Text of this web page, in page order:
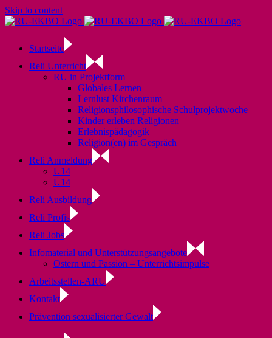
Skip to content
Startseite
Reli Unterricht
RU in Projektform
Globales Lernen
Lernlust Kirchenraum
Religionsphilosophische Schulprojektwoche
Kinder erleben Religionen
Erlebnispädagogik
Religion(en) im Gespräch
Reli Anmeldung
U14
Ü14
Reli Ausbildung
Reli Profis
Reli Jobs
Infomaterial und Unterstützungsangebote
Ostern und Passion – Unterrichtsimpulse
Arbeitsstellen-ARU
Kontakt
Prävention sexualisierter Gewalt